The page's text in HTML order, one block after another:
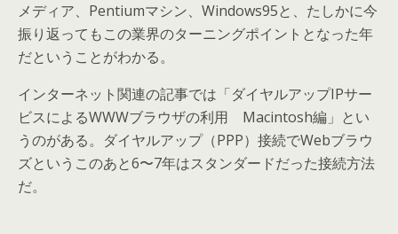
メディア、Pentiumマシン、Windows95と、たしかに今
振り返ってもこの業界のターニングポイントとなった年
だということがわかる。
インターネット関連の記事では「ダイヤルアップIPサー
ビスによるWWWブラウザの利用 Macintosh編」とい
うのがある。ダイヤルアップ（PPP）接続でWebブラウ
ズというこのあと6〜7年はスタンダードだった接続方法
だ。